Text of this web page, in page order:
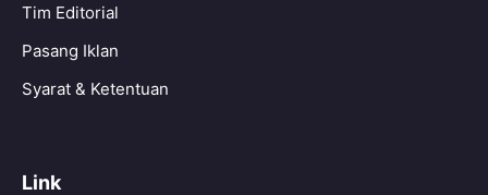
Tim Editorial
Pasang Iklan
Syarat & Ketentuan
Link